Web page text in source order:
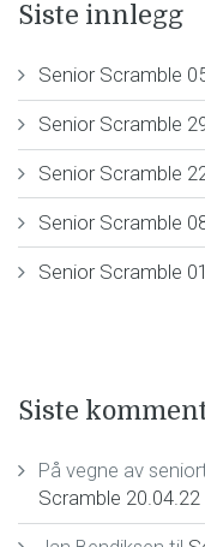
Siste innlegg
Senior Scramble
Senior Scramble
Senior Scramble
Senior Scramble
Senior Scramble
Siste
På vegne av
Scramble 20.04.22